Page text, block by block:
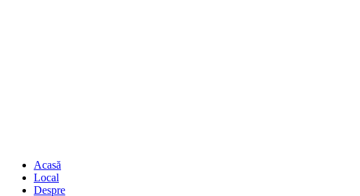
Acasă
Local
Despre